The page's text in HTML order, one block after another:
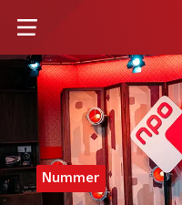
Nummer